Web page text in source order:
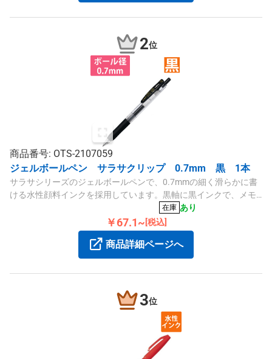
2位
商品番号: OTS-2107059
ジェルボールペン サラサクリップ 0.7mm 黒 1本
サラサシリーズのジェルボールペンで、0.7mmの細く滑らかに書
ける水性顔料インクを採用しています。黒軸に黒インクで、メモ
やイラスト制作に適したスムースな書き心地です。
在庫 あり
￥67.1~ [税込]
商品詳細ページへ
3位